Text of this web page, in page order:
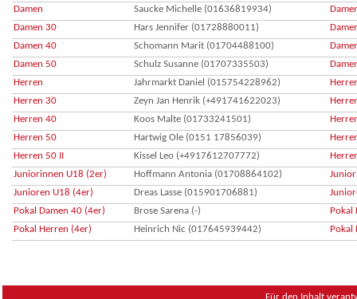
Damen
Saucke Michelle (01636819934)
Damen 30
Hars Jennifer (01728880011)
Damen 40
Schomann Marit (01704488100)
Damen 50
Schulz Susanne (01707335503)
Herren
Jahrmarkt Daniel (015754228962)
Herren 30
Zeyn Jan Henrik (+491741622023)
Herren 40
Koos Malte (01733241501)
Herren 50
Hartwig Ole (0151 17856039)
Herren 50 II
Kissel Leo (+4917612707772)
Juniorinnen U18 (2er)
Hoffmann Antonia (01708864102)
Junioren U18 (4er)
Dreas Lasse (015901706881)
Pokal Damen 40 (4er)
Brose Sarena (-)
Pokal
Pokal Herren (4er)
Heinrich Nic (017645939442) Pokal